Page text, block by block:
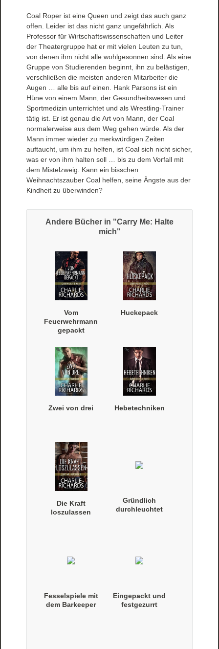
Coal Roper ist eine Queen und zeigt das auch ganz
offen. Leider ist das nicht ganz ungefährlich. Als
Professor für Wirtschaftswissenschaften und Leiter
der Theatergruppe hat er mit vielen Leuten zu tun,
von denen ihm nicht alle wohlgesonnen sind. Als eine
Gruppe von Studierenden beginnt, ihn zu belästigen,
verschließen die meisten anderen Mitarbeiter die
Augen … alle bis auf einen. Hank Parsons ist ein
Hüne von einem Mann, der Gesundheitswesen und
Sportmedizin unterrichtet und als Wrestling-Trainer
tätig ist. Er ist genau die Art von Mann, der Coal
normalerweise aus dem Weg gehen würde. Als der
Mann immer wieder zu merkwürdigen Zeiten
auftaucht, um ihm zu helfen, ist Coal sich nicht sicher,
was er von ihm halten soll … bis zu dem Vorfall mit
dem Mistelzweig. Kann ein bisschen
Weihnachtszauber Coal helfen, seine Ängste aus der
Kindheit zu überwinden?
Andere Bücher in "Carry Me: Halte
mich"
Vom
Feuerwehrmann
gepackt
Huckepack
Zwei von drei Hebetechniken
Die Kraft
loszulassen
Gründlich
durchleuchtet
Fesselspiele mit
dem Barkeeper
Eingepackt und
festgezurrt